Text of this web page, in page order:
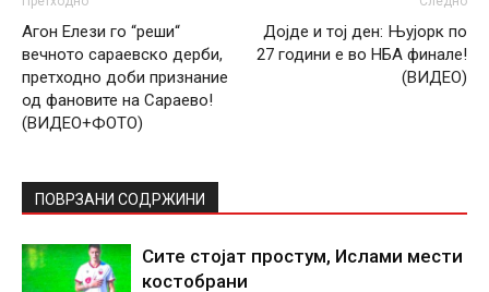
Агон Елези го “реши“
вечното сараевско дерби,
претходно доби признание
од фановите на Сараево!
(ВИДЕО+ФОТО)
Дојде и тој ден: Њујорк по
27 години е во НБА финале!
(ВИДЕО)
ПОВРЗАНИ СОДРЖИНИ
Сите стојат простум, Ислами мести
костобрани